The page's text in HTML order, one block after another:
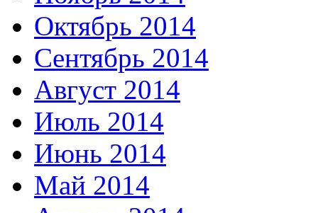
Октябрь 2014
Сентябрь 2014
Август 2014
Июль 2014
Июнь 2014
Май 2014